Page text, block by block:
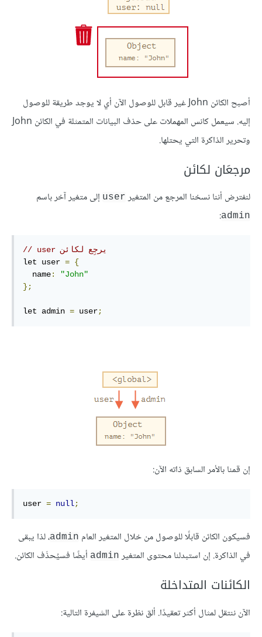
أصبح الكائن John غير قابل للوصول الآن أي لا يوجد طريقة للوصول
إليه. سيعمل كانس المهملات على حذف البيانات المتمثلة في الكائن John
وتحرير الذاكرة التي يحتلها.
مرجعَان لكائن
لنفترض أننا نسخنا المرجع من المتغير user إلى متغير آخر باسم
admin
:
// user يرجِع لكائن
let user = {
  name
:
"John"
};
let admin = user;
إن قمنا بالأمر السابق ذاته الآن:
user = null;
فسيكون الكائن قابلًا للوصول من خلال المتغير العام admin، لذا يبقى
في الذاكرة. إن استبدلنا محتوى المتغير admin أيضًا فسيُحذَف الكائن.
الكائنات المتداخلة
الآن ننتقل لمثال أكثر تعقيدًا. ألق نظرة على الشيفرة التالية: